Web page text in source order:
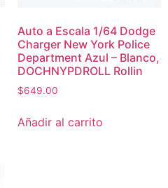
Auto a Escala 1/64 Dodge
Charger New York Police
Department Azul – Blanco,
DOCHNYPDROLL Rollin
$649.00
Añadir al carrito